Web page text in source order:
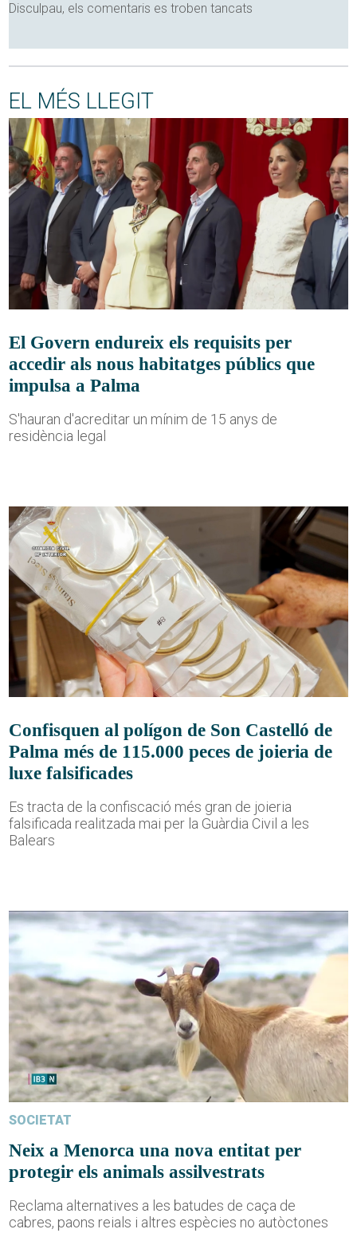
Disculpau, els comentaris es troben tancats
EL MÉS LLEGIT
El Govern endureix els requisits per
accedir als nous habitatges públics que
impulsa a Palma
S'hauran d'acreditar un mínim de 15 anys de
residència legal
Confisquen al polígon de Son Castelló de
Palma més de 115.000 peces de joieria de
luxe falsificades
Es tracta de la confiscació més gran de joieria
falsificada realitzada mai per la Guàrdia Civil a les
Balears
SOCIETAT
Neix a Menorca una nova entitat per
protegir els animals assilvestrats
Reclama alternatives a les batudes de caça de
cabres, paons reials i altres espècies no autòctones